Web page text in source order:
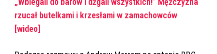
rzucał butelkami i krzesłami w zamachowców
[wideo]